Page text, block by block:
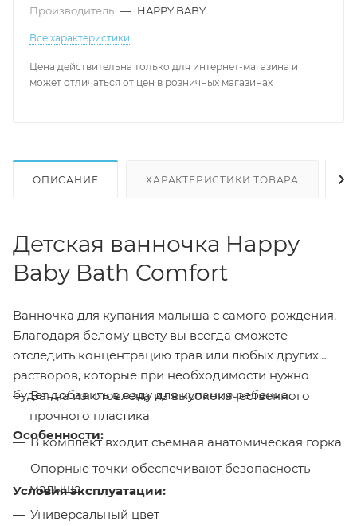
Производитель — HAPPY BABY
Все характеристики
Цена действительна только для интернет-магазина и
может отличаться от цен в розничных магазинах
ОПИСАНИЕ ХАРАКТЕРИСТИКИ ТОВАРА
Детская ванночка Happy
Baby Bath Comfort
Ванночка для купания малыша с самого рождения.
Благодаря белому цвету вы всегда сможете
отследить концентрацию трав или любых других
растворов, которые при необходимости нужно
будет добавить в воду для купания ребёнка.
Особенности:
Ванна изготовлена из высококачественного
прочного пластика
В комплект входит съемная анатомическая горка
Опорные точки обеспечивают безопасность
малыша
Универсальный цвет
Условия эксплуатации: